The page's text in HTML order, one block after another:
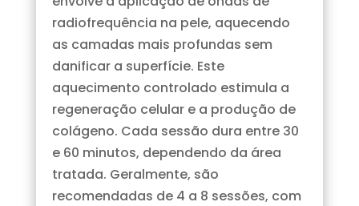
radiofrequência na pele, aquecendo
as camadas mais profundas sem
danificar a superfície. Este
aquecimento controlado estimula a
regeneração celular e a produção de
colágeno. Cada sessão dura entre 30
e 60 minutos, dependendo da área
tratada. Geralmente, são
recomendadas de 4 a 8 sessões, com